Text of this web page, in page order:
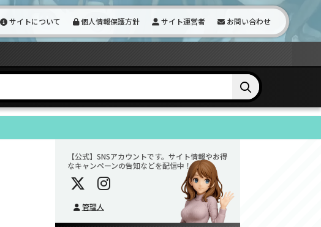
サイトについて 個人情報保護方針 サイト運営者 お問い合わせ
【公式】SNSアカウントです。サイト情報やお得
なキャンペーンの告知などを配信中！
管理人